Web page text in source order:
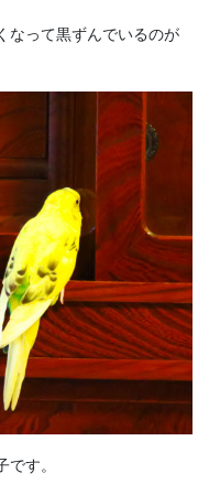
なって黒ずんでいるのが
す。